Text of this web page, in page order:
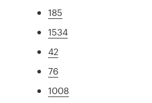
185
1534
42
76
1008